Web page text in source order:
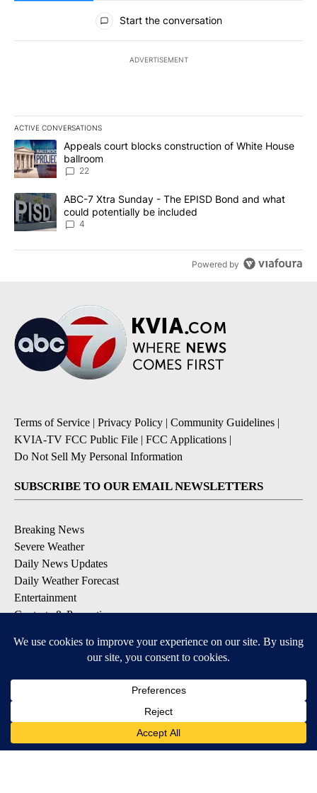
All Comments
Start the conversation
ADVERTISEMENT
ACTIVE CONVERSATIONS
The following is a list of the most commented articles in the last
A trending article titled "Appeals court blocks construction of
Appeals court blocks construction of White House
ballroom
22
A trending article titled "ABC-7 Xtra Sunday - The EPISD Bond
ABC-7 Xtra Sunday - The EPISD Bond and what
could potentially be included
4
Powered by
Terms of Service | Privacy Policy | Community Guidelines |
KVIA-TV FCC Public File | FCC Applications |
Do Not Sell My Personal Information
SUBSCRIBE TO OUR EMAIL NEWSLETTERS
Breaking News
Severe Weather
Daily News Updates
Daily Weather Forecast
Entertainment
Contests & Promotions
DOWNLOAD OUR APPS
Available for iOS and Android